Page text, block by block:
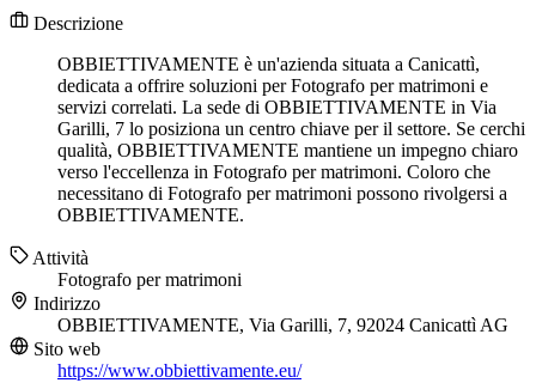
Descrizione
OBBIETTIVAMENTE è un'azienda situata a Canicattì,
dedicata a offrire soluzioni per Fotografo per matrimoni e
servizi correlati. La sede di OBBIETTIVAMENTE in Via
Garilli, 7 lo posiziona un centro chiave per il settore. Se cerchi
qualità, OBBIETTIVAMENTE mantiene un impegno chiaro
verso l'eccellenza in Fotografo per matrimoni. Coloro che
necessitano di Fotografo per matrimoni possono rivolgersi a
OBBIETTIVAMENTE.
Attività
Fotografo per matrimoni
Indirizzo
OBBIETTIVAMENTE, Via Garilli, 7, 92024 Canicattì AG
Sito web
https://www.obbiettivamente.eu/